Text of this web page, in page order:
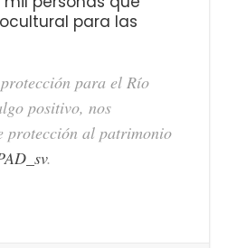
para las
para el Río
positivo, nos
protección al patrimonio
.